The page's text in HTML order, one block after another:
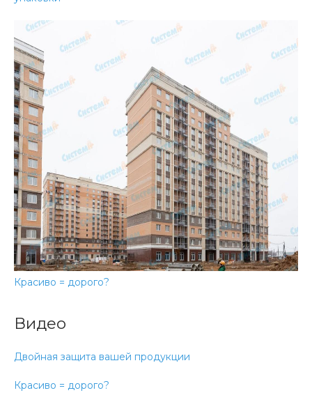
Красиво = дорого?
Видео
Двойная защита вашей продукции
Красиво = дорого?